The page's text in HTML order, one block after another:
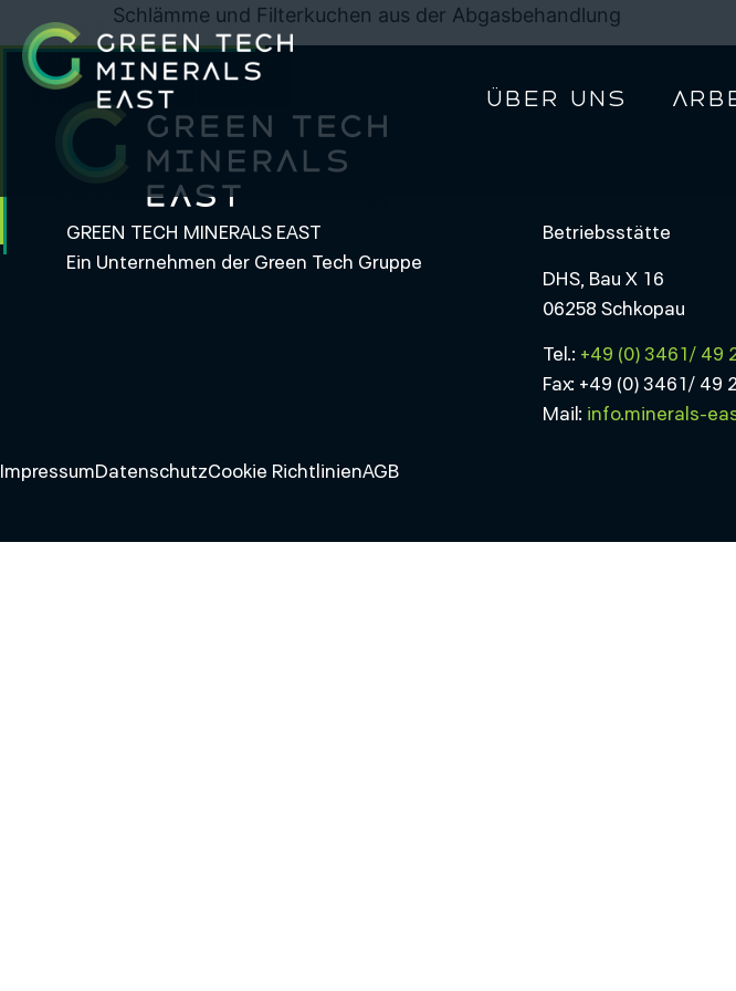
Über uns
Schlämme und Filterkuchen aus der Abgasbehandlung
GREEN TECH MINERALS EAST
Ein Unternehmen der Green Tech Gruppe
Betriebsstätte
DHS, Bau X 16
06258 Schkopau
Tel.: +49 (0) 3461/ 49
Fax: +49 (0) 3461/ 49
Mail: info.minerals-
ImpressumDatenschutzCookie RichtlinienAGB